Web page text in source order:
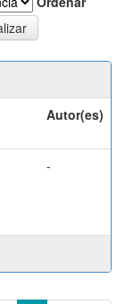
Autor(es)
-